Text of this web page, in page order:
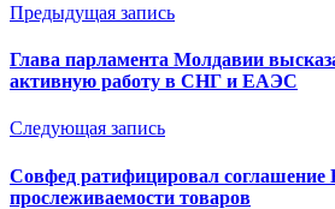
Предыдущая запись
Глава парламента Молдавии
активную работу в СНГ и ЕАЭС
Следующая запись
Совфед ратифицировал
прослеживаемости товаров